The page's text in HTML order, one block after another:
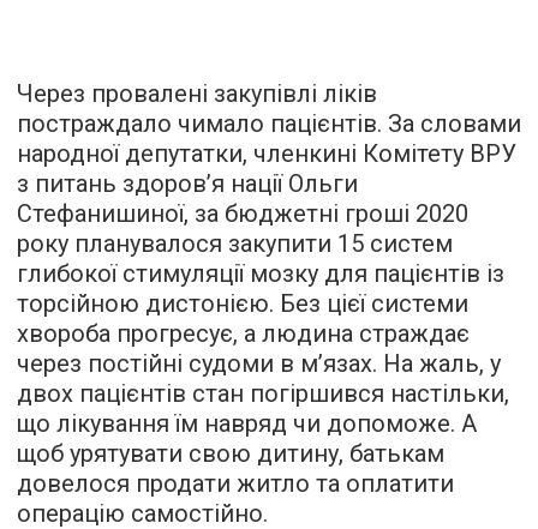
Через провалені закупівлі ліків
постраждало чимало пацієнтів. За словами
народної депутатки, членкині Комітету ВРУ
з питань здоров’я нації Ольги
Стефанишиної, за бюджетні гроші 2020
року планувалося закупити 15 систем
глибокої стимуляції мозку для пацієнтів із
торсійною дистонією. Без цієї системи
хвороба прогресує, а людина страждає
через постійні судоми в м’язах. На жаль, у
двох пацієнтів стан погіршився настільки,
що лікування їм навряд чи допоможе. А
щоб урятувати свою дитину, батькам
довелося продати житло та оплатити
операцію самостійно.